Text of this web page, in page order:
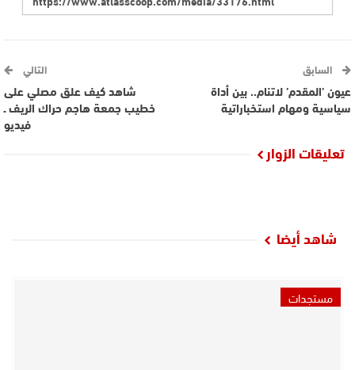
السابق
عيون ’المقدم’ لاتنام.. بين أداة
سياسية ومهام استخباراتية
التالي
شاهد كيف علق مصلي على
خطيب جمعة هاجم حراك الريف ـ
فيديو
تعليقات الزوار
شاهد أيضا
مستجدات